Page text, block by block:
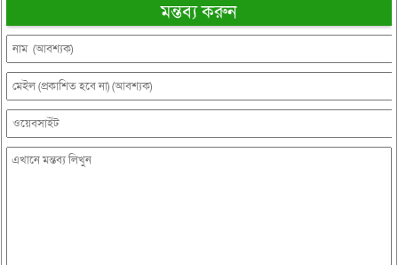
মন্তব্য করুন